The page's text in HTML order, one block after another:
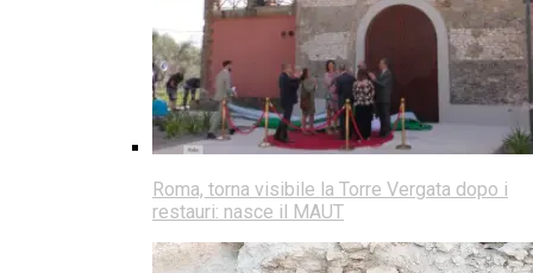
Roma, torna visibile la Torre Vergata dopo i
restauri: nasce il MAUT